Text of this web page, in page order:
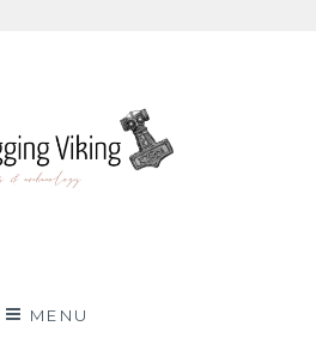
MENU